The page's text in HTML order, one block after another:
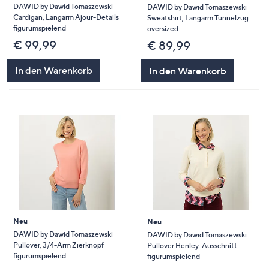
DAWID by Dawid Tomaszewski
Cardigan, Langarm Ajour-Details
figurumspielend
€ 99,99
In den Warenkorb
DAWID by Dawid Tomaszewski
Sweatshirt, Langarm Tunnelzug
oversized
€ 89,99
In den Warenkorb
Neu
DAWID by Dawid Tomaszewski
Pullover, 3/4-Arm Zierknopf
figurumspielend
Neu
DAWID by Dawid Tomaszewski
Pullover Henley-Ausschnitt
figurumspielend